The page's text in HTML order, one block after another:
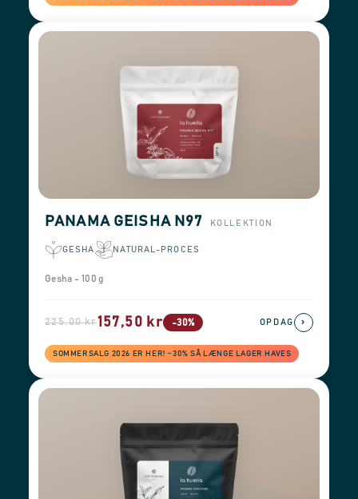
PANAMA GEISHA N97 KOLLEKTION
GESHA NATURAL-PROCES
Gesha - 100 g
225,00 kr157,50 kr -30%
SOMMERSALG 2026 ER HER! −30% SÅ LÆNGE LAGER HAVES
OPDAG ›